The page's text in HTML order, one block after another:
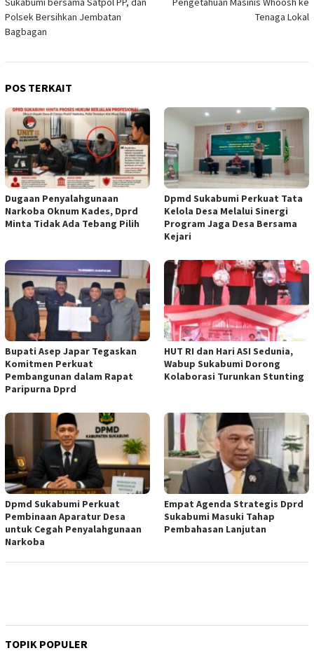
Polsek Bersihkan Jembatan
Bagbagan
Tenaga Lokal
POS TERKAIT
Dugaan Penyalahgunaan
Narkoba Oknum Kades, Dprd
Minta Tidak Ada Tebang Pilih
Dpmd Sukabumi Perkuat Tata
Kelola Desa Melalui Sinergi
Program Jaga Desa Bersama
Kejari
Bupati Asep Japar Tegaskan
Komitmen Perkuat
Pembangunan dalam Rapat
Paripurna Dprd
HUT RI dan Hari ASI Sedunia,
Wabup Sukabumi Dorong
Kolaborasi Turunkan Stunting
Dpmd Sukabumi Perkuat
Pembinaan Aparatur Desa
untuk Cegah Penyalahgunaan
Narkoba
Empat Agenda Strategis Dprd
Sukabumi Masuki Tahap
Pembahasan Lanjutan
TOPIK POPULER